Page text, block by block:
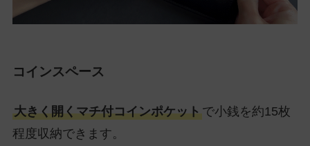
コインスペース
大きく開くマチ付コインポケットで小銭を約15枚
程度収納できます。